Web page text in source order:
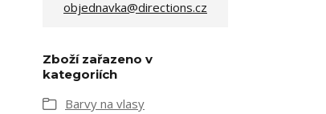
objednavka@directions.cz
Zboží zařazeno v
kategoriích
Barvy na vlasy